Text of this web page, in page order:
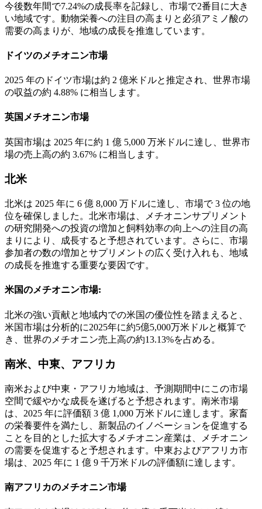
今後数年間で7.24%の成長率を記録し、市場で2番目に大き
い地域です。動物栄養への注目の高まりと必須アミノ酸の
需要の高まりが、地域の成長を推進しています。
ドイツのメチオニン市場
2025 年のドイツ市場は約 2 億米ドルと推定され、世界市場
の収益の約 4.88% に相当します。
英国メチオニン市場
英国市場は 2025 年に約 1 億 5,000 万米ドルに達し、世界市
場の売上高の約 3.67% に相当します。
北米
北米は 2025 年に 6 億 8,000 万ドルに達し、市場で 3 位の地
位を確保しました。北米市場は、メチオニンサプリメント
の研究開発への投資の増加と飼料効率の向上への注目の高
まりにより、成長すると予想されています。さらに、市場
参加者の数の増加とサプリメントの広く受け入れも、地域
の成長を推進する重要な要因です。
米国のメチオニン市場:
北米の強い貢献と地域内での米国の優位性を踏まえると、
米国市場は分析的に2025年に約5億5,000万米ドルと概算で
き、世界のメチオニン売上高の約13.13%を占める。
南米、中東、アフリカ
南米および中東・アフリカ地域は、予測期間中にこの市場
空間で緩やかな成長を遂げると予想されます。南米市場
は、2025 年に評価額 3 億 1,000 万米ドルに達します。家畜
の栄養要件を満たし、新製品のイノベーションを促進する
ことを目的とした拡大するメチオニン産業は、メチオニン
の需要を促進すると予想されます。中東およびアフリカ市
場は、2025 年に 1 億 9 千万米ドルの評価額に達します。
南アフリカのメチオニン市場